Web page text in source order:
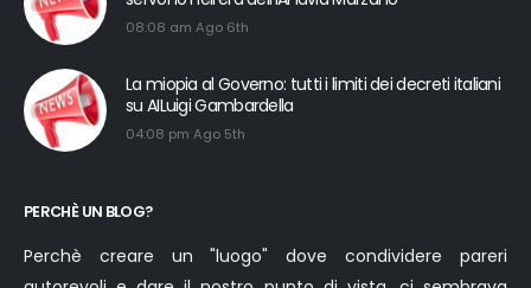
La miopia al Governo: tutti i limiti dei decreti italiani
su AILuigi Gambardella
04:08 pm Ago 5th
PERCHÈ UN BLOG?
Perchè creare un "luogo" dove condividere pareri
autorevoli e dare il nostro punto di vista, ci sembrava